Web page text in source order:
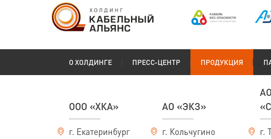
Кабели
средств
Кабели могут
независимо
Длительно
О ХОЛДИНГЕ ПРЕСС-ЦЕНТР ПРОДУКЦИЯ
ООО «ХКА»
г. Екатеринбург
АО «ЭКЗ»
г. Кольчугино
АО
г.